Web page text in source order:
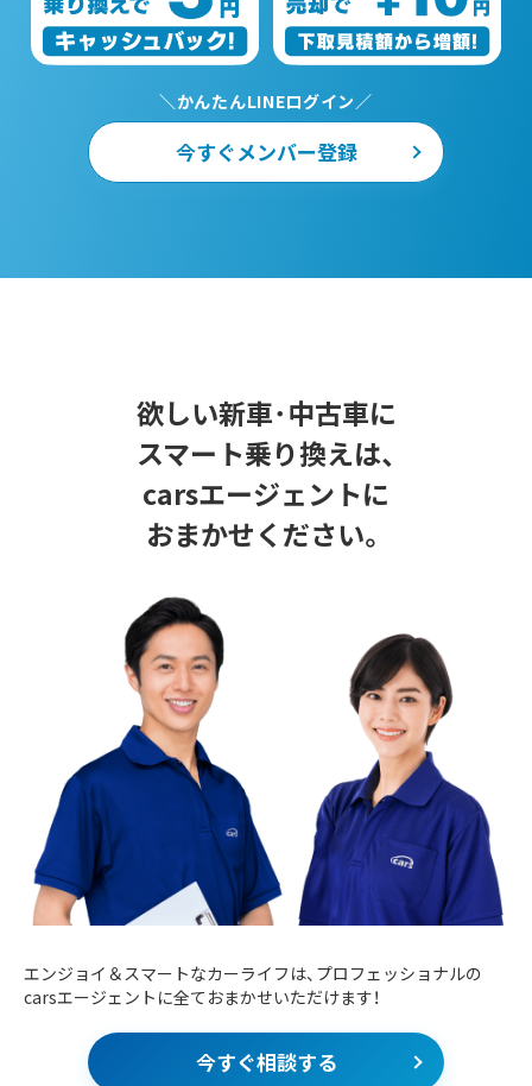
＼かんたんLINEログイン／
今すぐメンバー登録
欲しい新車･中古車に
スマート乗り換えは、
carsエージェントに
おまかせください。
エンジョイ＆スマートなカーライフは、プロフェッショナルの
carsエージェントに全ておまかせいただけます！
今すぐ相談する